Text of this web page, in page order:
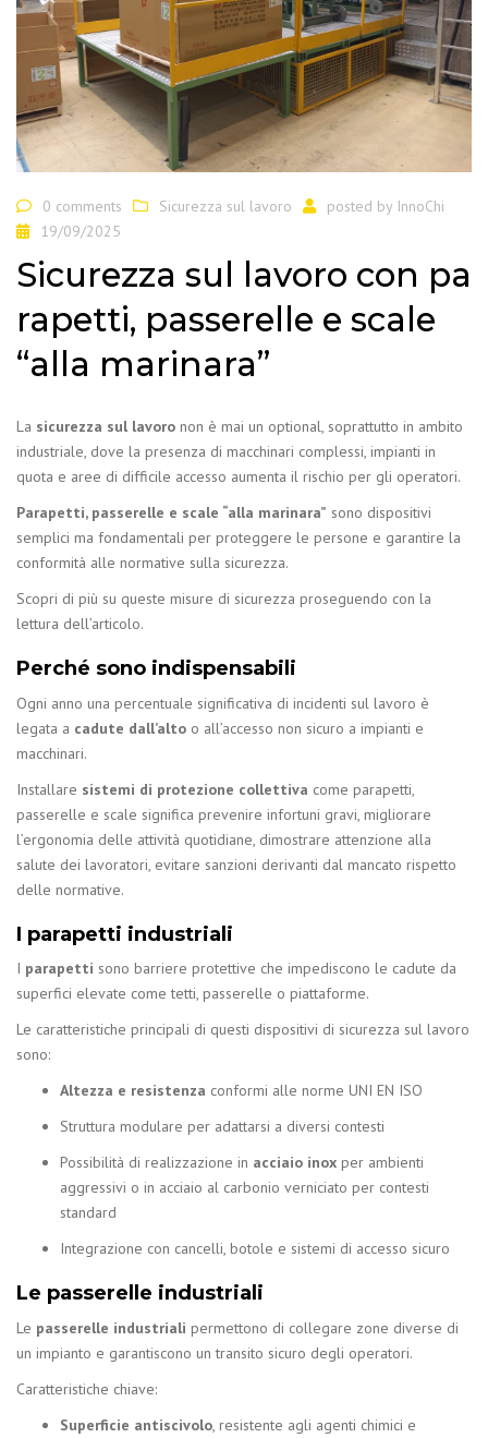
0 comments Sicurezza sul lavoro posted by InnoChi
19/09/2025
Sicurezza sul lavoro con pa
rapetti, passerelle e scale
“alla marinara”
La sicurezza sul lavoro non è mai un optional, soprattutto in ambito
industriale, dove la presenza di macchinari complessi, impianti in
quota e aree di difficile accesso aumenta il rischio per gli operatori.
Parapetti, passerelle e scale “alla marinara” sono dispositivi
semplici ma fondamentali per proteggere le persone e garantire la
conformità alle normative sulla sicurezza.
Scopri di più su queste misure di sicurezza proseguendo con la
lettura dell’articolo.
Perché sono indispensabili
Ogni anno una percentuale significativa di incidenti sul lavoro è
legata a cadute dall’alto o all’accesso non sicuro a impianti e
macchinari.
Installare sistemi di protezione collettiva come parapetti,
passerelle e scale significa prevenire infortuni gravi, migliorare
l’ergonomia delle attività quotidiane, dimostrare attenzione alla
salute dei lavoratori, evitare sanzioni derivanti dal mancato rispetto
delle normative.
I parapetti industriali
I parapetti sono barriere protettive che impediscono le cadute da
superfici elevate come tetti, passerelle o piattaforme.
Le caratteristiche principali di questi dispositivi di sicurezza sul lavoro
sono:
Altezza e resistenza conformi alle norme UNI EN ISO
Struttura modulare per adattarsi a diversi contesti
Possibilità di realizzazione in acciaio inox per ambienti
aggressivi o in acciaio al carbonio verniciato per contesti
standard
Integrazione con cancelli, botole e sistemi di accesso sicuro
Le passerelle industriali
Le passerelle industriali permettono di collegare zone diverse di
un impianto e garantiscono un transito sicuro degli operatori.
Caratteristiche chiave:
Superficie antiscivolo , resistente agli agenti chimici e